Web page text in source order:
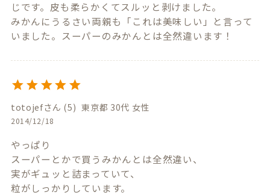
じです。皮も柔らかくてスルッと剥けました。
みかんにうるさい両親も「これは美味しい」と言って
いました。スーパーのみかんとは全然違います！
totojef 5 東京都 30代 女性
2014/12/18
やっぱり
スーパーとかで買うみかんとは全然違い、
実がギュッと詰まっていて、
粒がしっかりしています。